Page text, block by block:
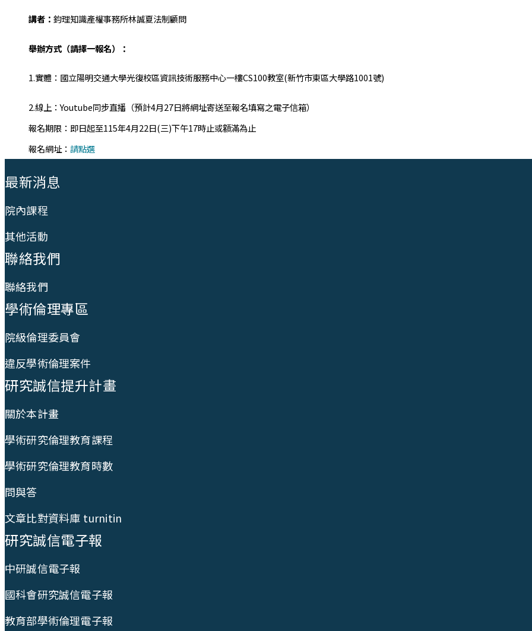
講者： 鈞理知識產權事務所林誠夏法制顧問
舉辦方式（請擇一報名）：
1.實體：國立陽明交通大學光復校區資訊技術服務中心一樓CS100教室(新竹市東區大學路1001號)
2.線上：Youtube同步直播（預計4月27日將網址寄送至報名填寫之電子信箱）
報名期限：即日起至115年4月22日(三)下午17時止或額滿為止
報名網址： 請點選
最新消息
院內課程
其他活動
聯絡我們
聯絡我們
學術倫理專區
院級倫理委員會
違反學術倫理案件
研究誠信提升計畫
關於本計畫
學術研究倫理教育課程
學術研究倫理教育時數
問與答
文章比對資料庫 turnitin
研究誠信電子報
中研誠信電子報
國科會研究誠信電子報
教育部學術倫理電子報